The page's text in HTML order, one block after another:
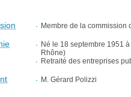
Membre de la commission
Né le 18 septembre 1951
Rhône)
Retraité des entreprises
M. Gérard Polizzi